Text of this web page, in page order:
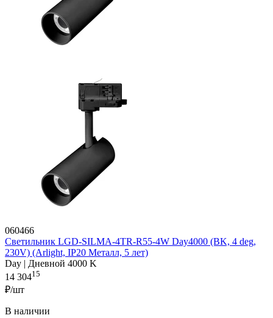
060466
Светильник LGD-SILMA-4TR-R55-4W Day4000 (BK, 4 deg,
230V) (Arlight, IP20 Металл, 5 лет)
Day | Дневной 4000 K
14 30415
₽/шт
В наличии